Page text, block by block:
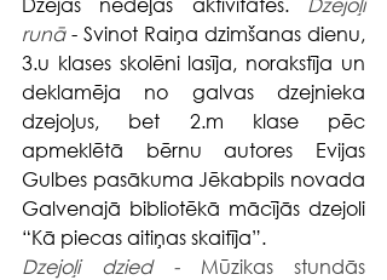
runā - Svinot Raiņa dzimšanas dienu,
3.u klases skolēni lasīja, norakstīja un
deklamēja no galvas dzejnieka
dzejoļus, bet 2.m klase pēc
apmeklētā bērnu autores Evijas
Gulbes pasākuma Jēkabpils novada
Galvenajā bibliotēkā mācījās dzejoli
“Kā piecas aitiņas skaitīja”.
Dzejoļi dzied - Mūzikas stundās